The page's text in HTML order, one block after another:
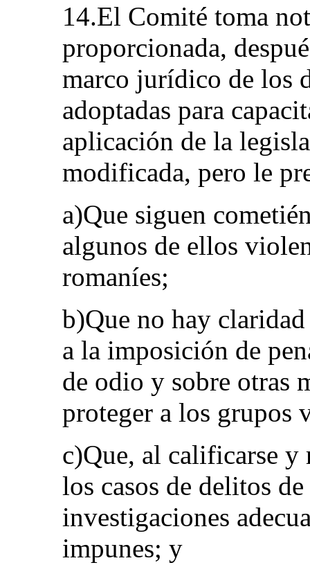
14.El Comité toma
proporcionada,
marco jurídico de los
adoptadas para
aplicación de la
modificada, pero le
a)Que siguen
algunos de ellos
romaníes;
b)Que no hay
a la imposición de
de odio y sobre otras
proteger a los grupos
c)Que, al calificarse y
los casos de delitos
investigaciones
impunes; y